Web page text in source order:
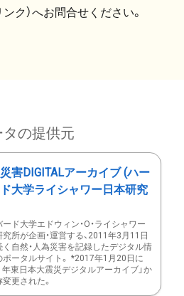
ク）へお問合せください。
タの提供元
害DIGITALアーカイブ (ハー
大学ライシャワー日本研究
ド大学エドウィン・O・ライシャワー
究所が企画・運営する、2011年3月11日
く自然・人為災害を記録したデジタル情
ポータルサイト。 *2017年1月20日に
年東日本大震災デジタルアーカイブ」か
変更された。